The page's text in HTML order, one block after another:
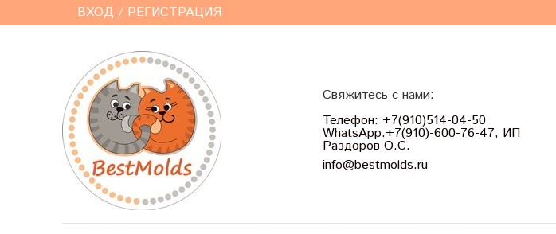
ВХОД / РЕГИСТРАЦИЯ
Свяжитесь с нами:
Телефон: +7(910)514-04-50
WhatsApp:+7(910)-600-76-47; ИП
Раздоров О.С.
info@bestmolds.ru